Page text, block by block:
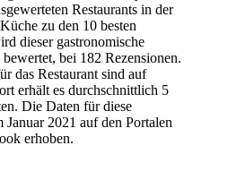
Restaurants in der
zu den 10 besten
dieser gastronomische
bei 182 Rezensionen.
das Restaurant sind auf
erhält es durchschnittlich 5
Die Daten für diese
2021 auf den Portalen
erhoben.